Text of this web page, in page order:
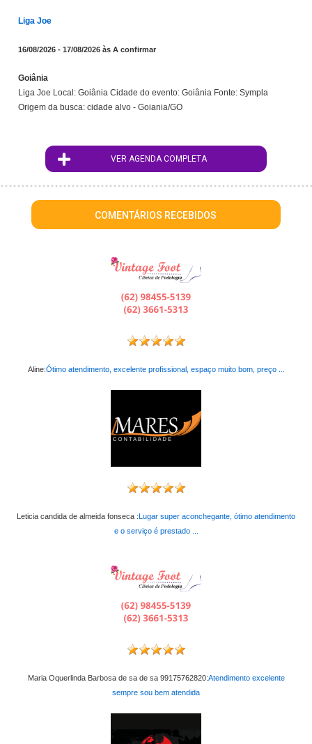
Liga Joe
16/08/2026 - 17/08/2026 às A confirmar
Goiânia
Liga Joe Local: Goiânia Cidade do evento: Goiânia Fonte: Sympla
Origem da busca: cidade alvo - Goiania/GO
VER AGENDA COMPLETA
COMENTÁRIOS RECEBIDOS
Aline:Ótimo atendimento, excelente profissional, espaço muito bom, preço ...
Leticia candida de almeida fonseca :Lugar super aconchegante, ótimo atendimento
e o serviço é prestado ...
Maria Oquerlinda Barbosa de sa de sa 99175762820:Atendimento excelente
sempre sou bem atendida